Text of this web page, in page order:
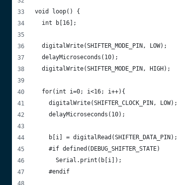
void loop() {
  int b[16];
  digitalWrite(SHIFTER_MODE_PIN, LOW);
  delayMicroseconds(10);
  digitalWrite(SHIFTER_MODE_PIN, HIGH);
  for(int i=0; i<16; i++){
    digitalWrite(SHIFTER_CLOCK_PIN, LOW);
    delayMicroseconds(10);
    b[i] = digitalRead(SHIFTER_DATA_PIN);
    #if defined(DEBUG_SHIFTER_STATE)
      Serial.print(b[i]);
    #endif